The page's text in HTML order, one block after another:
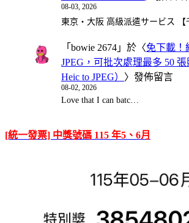
08-03, 2026
東京・大阪 高級派遣サービス 【
「 bowie 2674 」於〈免下載！
JPEG，可批次處理最多 50
Heic to JPEG） 〉發佈留言
08-02, 2026
Love that I can batc…
[統一發票] 中獎號碼 115 年5、6月